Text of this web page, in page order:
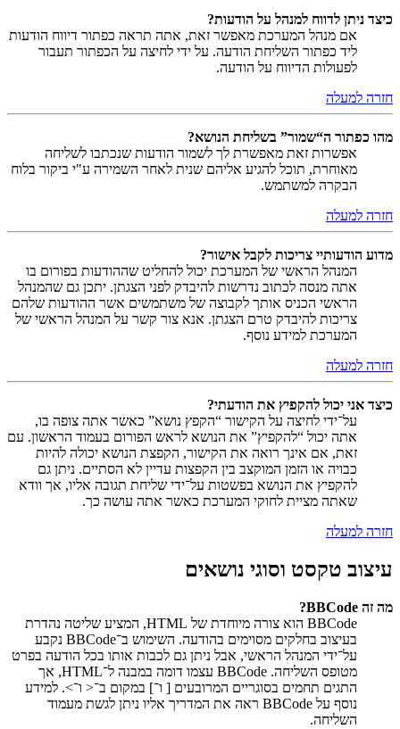
כיצד ניתן לדווח למנהל על הודעות?
אם מנהל המערכת מאפשר זאת, אתה תראה כפתור דיווח הודעות
ליד כפתור השליחת הודעה. על ידי לחיצה על הכפתור תעבור
לפעולות הדיווח על הודעה.
חזרה למעלה
מהו כפתור ה“שמור” בשליחת הנושא?
אפשרות זאת מאפשרת לך לשמור הודעות שנכתבו לשליחה
מאוחרת, תוכל להגיע אליהם שנית לאחר השמירה ע"י ביקור בלוח
הבקרה למשתמש.
חזרה למעלה
מדוע הודעותיי צריכות לקבל אישור?
המנהל הראשי של המערכת יכול להחליט שההודעות בפורום בו
אתה מנסה לכתוב נדרשות להיבדק לפני הצגתן. יתכן גם שהמנהל
הראשי הכניס אותך לקבוצה של משתמשים אשר ההודעות שלהם
צריכות להיבדק טרם הצגתן. אנא צור קשר על המנהל הראשי של
המערכת למידע נוסף.
חזרה למעלה
כיצד אני יכול להקפיץ את הודעתי?
על־ידי לחיצה על הקישור “הקפץ נושא” כאשר אתה צופה בו,
אתה יכול “להקפיץ” את הנושא לראש הפורום בעמוד הראשון. עם
זאת, אם אינך רואה את הקישור, הקפצת הנושא יכולה להיות
כבויה או הזמן המוקצב בין הקפצות עדיין לא הסתיים. ניתן גם
להקפיץ את הנושא בפשטות על־ידי שליחת תגובה אליו, אך וודא
שאתה מציית לחוקי המערכת כאשר אתה עושה כך.
חזרה למעלה
עיצוב טקסט וסוגי נושאים
מה זה BBCode?
BBCode הוא צורה מיוחדת של HTML, המציע שליטה נהדרת
בעיצוב בחלקים מסוימים בהודעה. השימוש ב־BBCode נקבע
על־ידי המנהל הראשי, אבל ניתן גם לכבות אותו בכל הודעה בפרט
מטופס השליחה. BBCode עצמו דומה במבנה ל־HTML, אך
התגים תחמים בסוגריים המרובעים [ ו־] במקום ב־< ו־>. למידע
נוסף על BBCode ראה את המדריך אליו ניתן לגשת מעמוד
השליחה.